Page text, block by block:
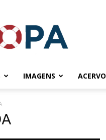
IMAGENS ACERVO